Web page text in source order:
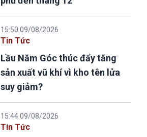
15:50 09/08/2026
Tin Tức
Lầu Năm Góc thúc đẩy tăng
sản xuất vũ khí vì kho tên lửa
suy giảm?
15:44 09/08/2026
Tin Tức